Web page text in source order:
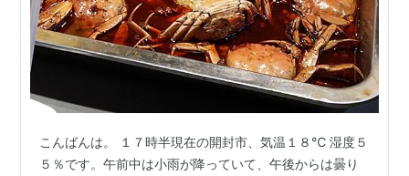
こんばんは。 １７時半現在の開封市、気温１８℃ 湿度５
５％です。午前中は小雨が降っていて、午後からは曇り